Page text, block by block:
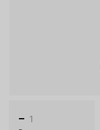
– 1